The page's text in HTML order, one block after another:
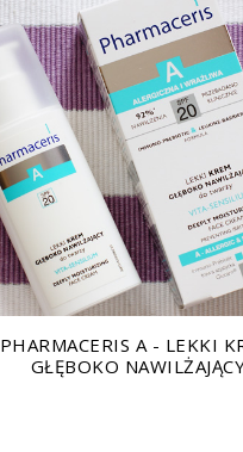
PHARMACERIS A - LEKKI
GŁĘBOKO